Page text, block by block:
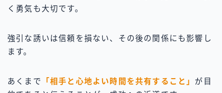
く勇気も大切です。
強引な誘いは信頼を損ない、その後の関係にも影響し
ます。
あくまで 「相手と心地よい時間を共有すること」 が目